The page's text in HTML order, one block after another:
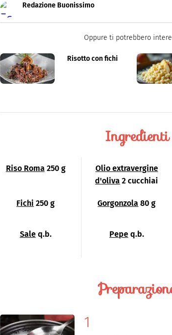
Redazione Buonissimo
Buonissimo è il magazine di cucina di
facili e spiegate passo passo.
Oppure ti potrebbero
Risotto con fichi
Ingredienti
Riso Roma 250 g
Olio extravergine
d'oliva 2 cucchiai
Fichi 250 g Gorgonzola 80 g
Sale q.b. Pepe q.b.